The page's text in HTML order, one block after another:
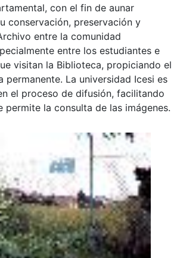
con el fin de aunar
conservación, preservación y
entre la comunidad
entre los estudiantes e
visitan la Biblioteca, propiciando el
permanente. La universidad Icesi es
el proceso de difusión, facilitando
permite la consulta de las imágenes.